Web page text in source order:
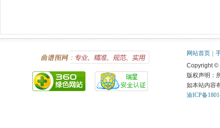
网站首页
Copyright ©
版权声明：
如本站内容
渝ICP备